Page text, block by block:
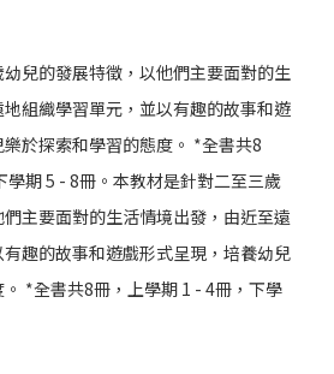
兒的發展特徵，以他們主要面對的生
組織學習單元，並以有趣的故事和遊
於探索和學習的態度。 *全書共8
學期 5 - 8冊。本教材是針對二至三歲
主要面對的生活情境出發，由近至遠
趣的故事和遊戲形式呈現，培養幼兒
*全書共8冊，上學期 1 - 4冊，下學